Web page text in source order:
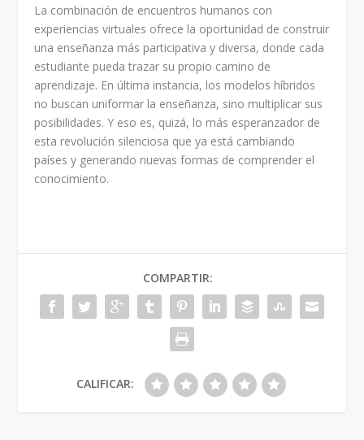
La combinación de encuentros humanos con
experiencias virtuales ofrece la oportunidad de construir
una enseñanza más participativa y diversa, donde cada
estudiante pueda trazar su propio camino de
aprendizaje. En última instancia, los modelos híbridos
no buscan uniformar la enseñanza, sino multiplicar sus
posibilidades. Y eso es, quizá, lo más esperanzador de
esta revolución silenciosa que ya está cambiando
países y generando nuevas formas de comprender el
conocimiento.
COMPARTIR:
CALIFICAR: